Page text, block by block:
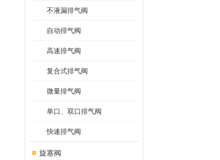
不液漏排气阀
自动排气阀
高速排气阀
复合式排气阀
微量排气阀
单口、双口排气阀
快速排气阀
旋塞阀